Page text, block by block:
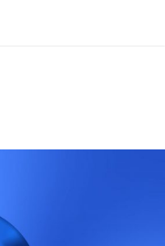
von Kaspersky